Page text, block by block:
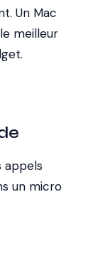
Un Mac
meilleur
appels
un micro